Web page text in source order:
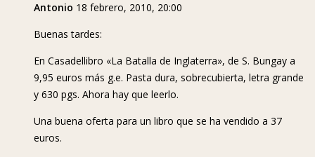
Antonio 18 febrero, 2010, 20:00
Buenas tardes:
En Casadellibro «La Batalla de Inglaterra», de S. Bungay a
9,95 euros más g.e. Pasta dura, sobrecubierta, letra grande
y 630 pgs. Ahora hay que leerlo.
Una buena oferta para un libro que se ha vendido a 37
euros.